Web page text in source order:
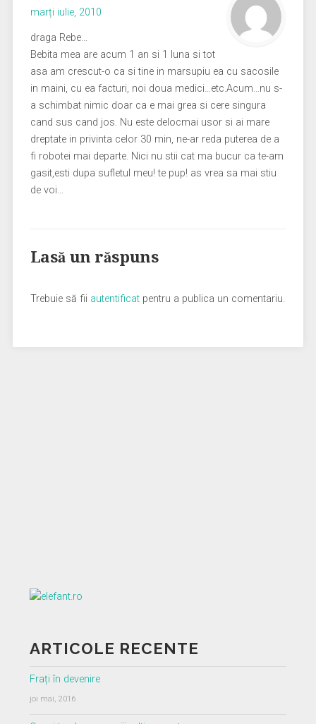
marți iulie, 2010
draga Rebe…
Bebita mea are acum 1 an si 1 luna si tot
asa am crescut-o ca si tine in marsupiu ea cu sacosile
in maini, cu ea facturi, noi doua medici…etc.Acum…nu s-
a schimbat nimic doar ca e mai grea si cere singura
cand sus cand jos. Nu este delocmai usor si ai mare
dreptate in privinta celor 30 min, ne-ar reda puterea de a
fi robotei mai departe. Nici nu stii cat ma bucur ca te-am
gasit,esti dupa sufletul meu! te pup! as vrea sa mai stiu
de voi…
Lasă un răspuns
Trebuie să fii autentificatpentru a publica un comentariu.
ARTICOLE RECENTE
Frați în devenire
joi mai, 2016